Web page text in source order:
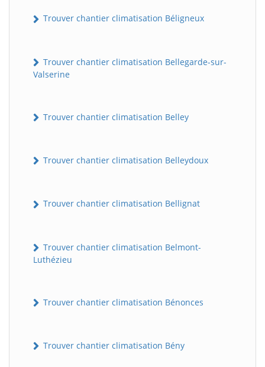
Trouver chantier climatisation Béligneux
Trouver chantier climatisation Bellegarde-sur-
Valserine
Trouver chantier climatisation Belley
Trouver chantier climatisation Belleydoux
Trouver chantier climatisation Bellignat
Trouver chantier climatisation Belmont-
Luthézieu
Trouver chantier climatisation Bénonces
Trouver chantier climatisation Bény